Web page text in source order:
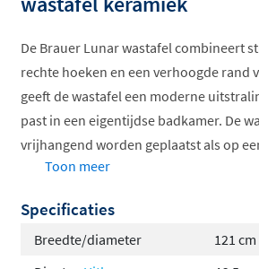
De Brauer Lunar wastafel combineert
rechte hoeken en een verhoogde rand
geeft de wastafel een moderne
past in een eigentijdse badkamer. De
vrijhangend worden geplaatst als op
waardoor je volop flexibiliteit hebt in de
De Lunar is gemaakt van hoogwaardig
hard kleigebakken materiaal dat
Toon meer
Specificaties
Breedte/diameter
121 cm